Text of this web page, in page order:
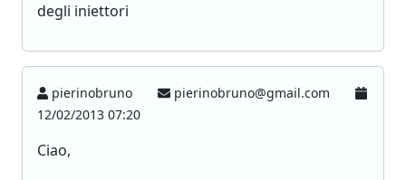
degli iniettori
pierinobruno
pierinobruno@gmail.com
12/02/2013 07:20
Ciao,